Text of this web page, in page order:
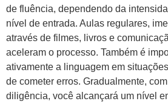
de fluência, dependendo da
nível de entrada. Aulas regulares,
através de filmes, livros e
aceleram o processo. Também é
ativamente a linguagem em
de cometer erros. Gradualmente, com
diligência, você alcançará um nível